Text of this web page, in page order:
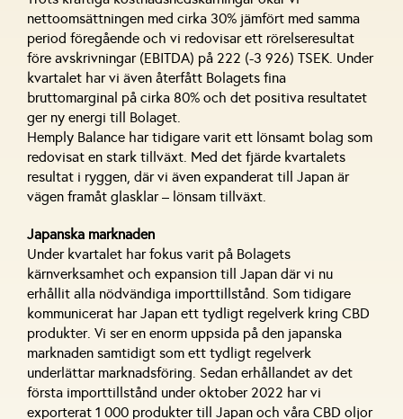
nettoomsättningen med cirka 30% jämfört med samma
period föregående och vi redovisar ett rörelseresultat
före avskrivningar (EBITDA) på 222 (-3 926) TSEK. Under
kvartalet har vi även återfått Bolagets fina
bruttomarginal på cirka 80% och det positiva resultatet
ger ny energi till Bolaget.
Hemply Balance har tidigare varit ett lönsamt bolag som
redovisat en stark tillväxt. Med det fjärde kvartalets
resultat i ryggen, där vi även expanderat till Japan är
vägen framåt glasklar – lönsam tillväxt.
Japanska marknaden
Under kvartalet har fokus varit på Bolagets
kärnverksamhet och expansion till Japan där vi nu
erhållit alla nödvändiga importtillstånd. Som tidigare
kommunicerat har Japan ett tydligt regelverk kring CBD
produkter. Vi ser en enorm uppsida på den japanska
marknaden samtidigt som ett tydligt regelverk
underlättar marknadsföring. Sedan erhållandet av det
första importtillstånd under oktober 2022 har vi
exporterat 1 000 produkter till Japan och våra CBD oljor